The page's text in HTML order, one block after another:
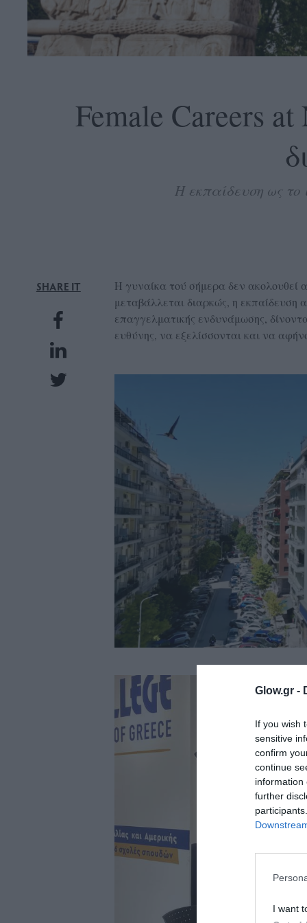
Glow.gr -
If you wish
sensitive
confirm
continue
information
further
I want
Female Careers
Η εκπαίδευση ως το
SHARE IT
Η γυναίκα τού σήμερα δεν ακολουθεί
μεταβάλλεται διαρκώς, η εκπαίδευση
επαγγελματικής ενδυνάμωσης,
ευθύνης, να εξελίσσονται και να